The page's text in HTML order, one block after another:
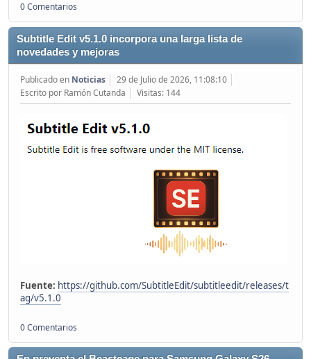
0 Comentarios
Subtitle Edit v5.1.0 incorpora una larga lista de
novedades y mejoras
Publicado en Noticias
29 de Julio de 2026, 11:08:10
Escrito por Ramón Cutanda
Visitas: 144
Fuente: https://github.com/SubtitleEdit/subtitleedit/releases/t
ag/v5.1.0
0 Comentarios